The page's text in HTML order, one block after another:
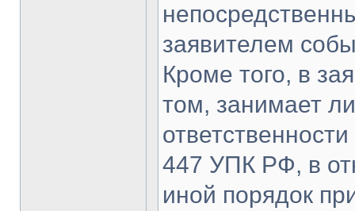
заявителем
Кроме того, в
том, занимает
447 УПК РФ, в
иной порядок